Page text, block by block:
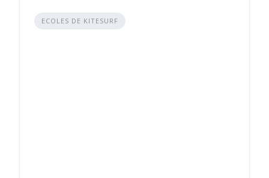
ECOLES DE KITESURF